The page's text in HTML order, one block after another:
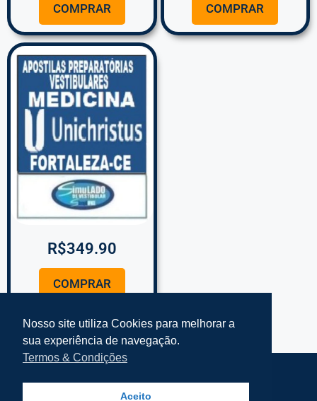
COMPRAR COMPRAR
R$349.90
COMPRAR
Nosso site utiliza Cookies para melhorar a
sua experiência de navegação.
Termos & Condições
Aceito